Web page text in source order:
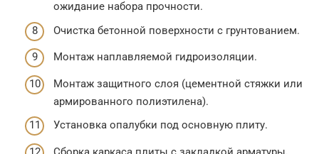
ожидание набора прочности.
Очистка бетонной поверхности с грунтованием.
Монтаж наплавляемой гидроизоляции.
Монтаж защитного слоя (цементной стяжки или
армированного полиэтилена).
Установка опалубки под основную плиту.